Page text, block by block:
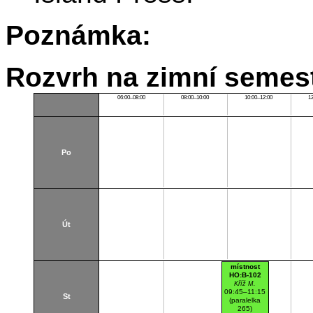
Poznámka:
Rozvrh na zimní
06:00–08:00 08:00–10:00 10:00–12:00
Po
Út
St
místnost
HO:B-102
Kříž M.
09:45–11:15
(paralelka
265)